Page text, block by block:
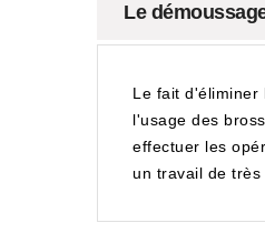
Le
Le fait d'éliminer
l'usage des
effectuer les
un travail de très